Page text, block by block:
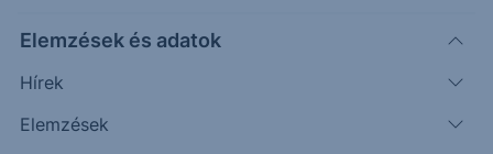
Elemzések és adatok
Hírek
Elemzések